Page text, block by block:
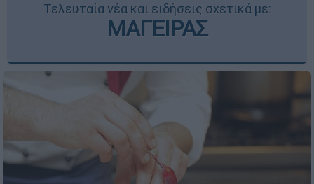
Τελευταία νέα και ειδήσεις σχετικά με:
ΜΑΓΕΙΡΑΣ